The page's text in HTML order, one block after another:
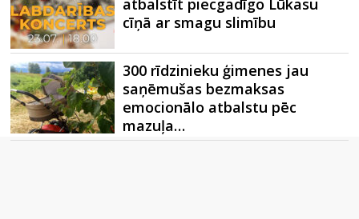
cīņā ar smagu slimību
300 rīdzinieku ģimenes jau
saņēmušas bezmaksas
emocionālo atbalstu pēc
mazuļa…